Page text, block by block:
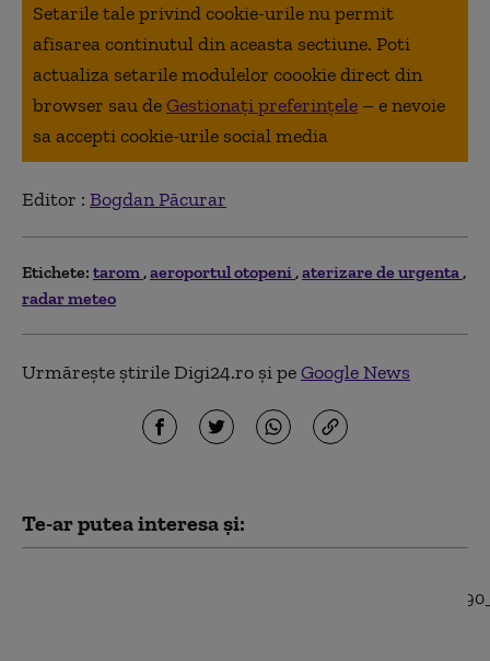
Setarile tale privind cookie-urile nu permit
afisarea continutul din aceasta sectiune. Poti
actualiza setarile modulelor coookie direct din
browser sau deGestionați preferințele – e nevoie
sa accepti cookie-urile social media
Editor : Bogdan Păcurar
Etichete: tarom aeroportul otopeni aterizare de urgenta
radar meteo
Urmărește știrile Digi24.ro și peGoogle News
Te-ar putea interesa și: